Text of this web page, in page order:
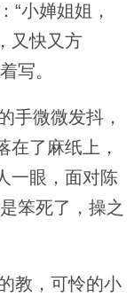
小婵姐姐，
又快又方
写。
手微微发抖，
在了麻纸上，
一眼，面对陈
笨死了，操之
教，可怜的小